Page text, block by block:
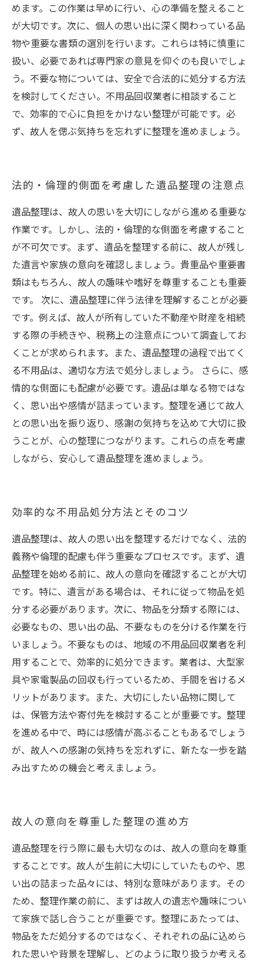
めます。この作業は早めに行い、心の準備を整えること
が大切です。次に、個人の思い出に深く関わっている品
物や重要な書類の選別を行います。これらは特に慎重に
扱い、必要であれば専門家の意見を仰ぐのも良いでしょ
う。不要な物については、安全で合法的に処分する方法
を検討してください。不用品回収業者に相談すること
で、効率的で心に負担をかけない整理が可能です。必
ず、故人を偲ぶ気持ちを忘れずに整理を進めましょう。
法的・倫理的側面を考慮した遺品整理の注意点
遺品整理は、故人の思いを大切にしながら進める重要な
作業です。しかし、法的・倫理的な側面を考慮すること
が不可欠です。まず、遺品を整理する前に、故人が残し
た遺言や家族の意向を確認しましょう。貴重品や重要書
類はもちろん、故人の趣味や嗜好を尊重することも重要
です。 次に、遺品整理に伴う法律を理解することが必要
です。例えば、故人が所有していた不動産や財産を相続
する際の手続きや、税務上の注意点について調査してお
くことが求められます。また、遺品整理の過程で出てく
る不用品は、適切な方法で処分しましょう。 さらに、感
情的な側面にも配慮が必要です。遺品は単なる物ではな
く、思い出や感情が詰まっています。整理を通じて故人
との思い出を振り返り、感謝の気持ちを込めて大切に扱
うことが、心の整理につながります。これらの点を考慮
しながら、安心して遺品整理を進めましょう。
効率的な不用品処分方法とそのコツ
遺品整理は、故人の思い出を整理するだけでなく、法的
義務や倫理的配慮も伴う重要なプロセスです。まず、遺
品整理を始める前に、故人の意向を確認することが大切
です。特に、遺言がある場合は、それに従って物品を処
分する必要があります。次に、物品を分類する際には、
必要なもの、思い出の品、不要なものを分ける作業を行
いましょう。不要なものは、地域の不用品回収業者を利
用することで、効率的に処分できます。業者は、大型家
具や家電製品の回収も行っているため、手間を省けるメ
リットがあります。また、大切にしたい品物に関して
は、保管方法や寄付先を検討することが重要です。整理
を進める中で、時には感情が高ぶることもあるでしょう
が、故人への感謝の気持ちを忘れずに、新たな一歩を踏
み出すための機会と考えましょう。
故人の意向を尊重した整理の進め方
遺品整理を行う際に最も大切なのは、故人の意向を尊重
することです。故人が生前に大切にしていたものや、思
い出の詰まった品々には、特別な意味があります。その
ため、整理作業の前に、まずは故人の遺志や趣味につい
て家族で話し合うことが重要です。整理にあたっては、
物品をただ処分するのではなく、それぞれの品に込めら
れた思いや背景を理解し、どのように取り扱うか考える